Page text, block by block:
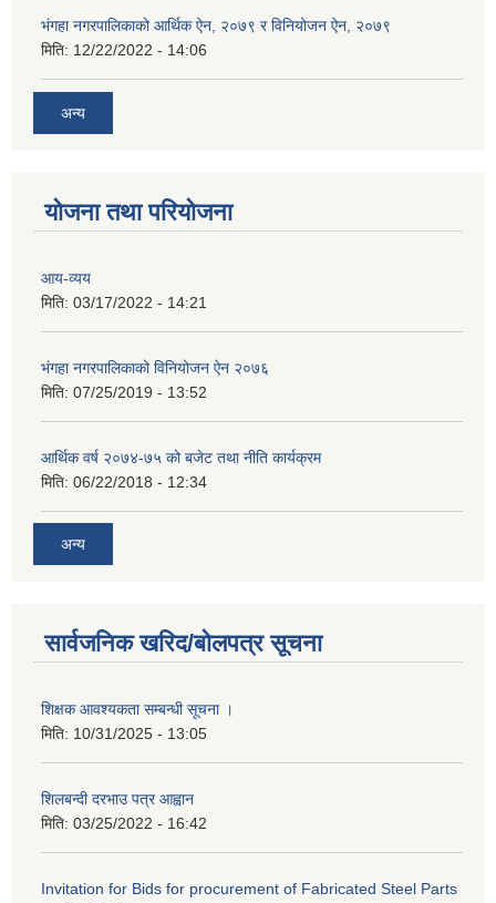
भंगहा नगरपालिकाको आर्थिक ऐन, २०७९ र विनियोजन ऐन, २०७९
मिति: 12/22/2022 - 14:06
अन्य
योजना तथा परियोजना
आय-व्यय
मिति: 03/17/2022 - 14:21
भंगहा नगरपालिकाको विनियोजन ऐन २०७६
मिति: 07/25/2019 - 13:52
आर्थिक वर्ष २०७४-७५ को बजेट तथा नीति कार्यक्रम
मिति: 06/22/2018 - 12:34
अन्य
सार्वजनिक खरिद/बोलपत्र सूचना
शिक्षक आवश्यकता सम्बन्धी सूचना ।
मिति: 10/31/2025 - 13:05
शिलबन्दी दरभाउ पत्र आह्वान
मिति: 03/25/2022 - 16:42
Invitation for Bids for procurement of Fabricated Steel Parts